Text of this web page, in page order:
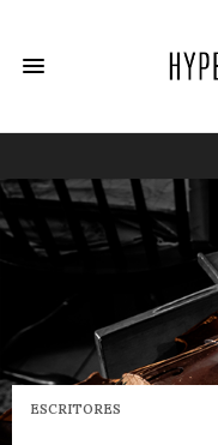
ESCRITORES